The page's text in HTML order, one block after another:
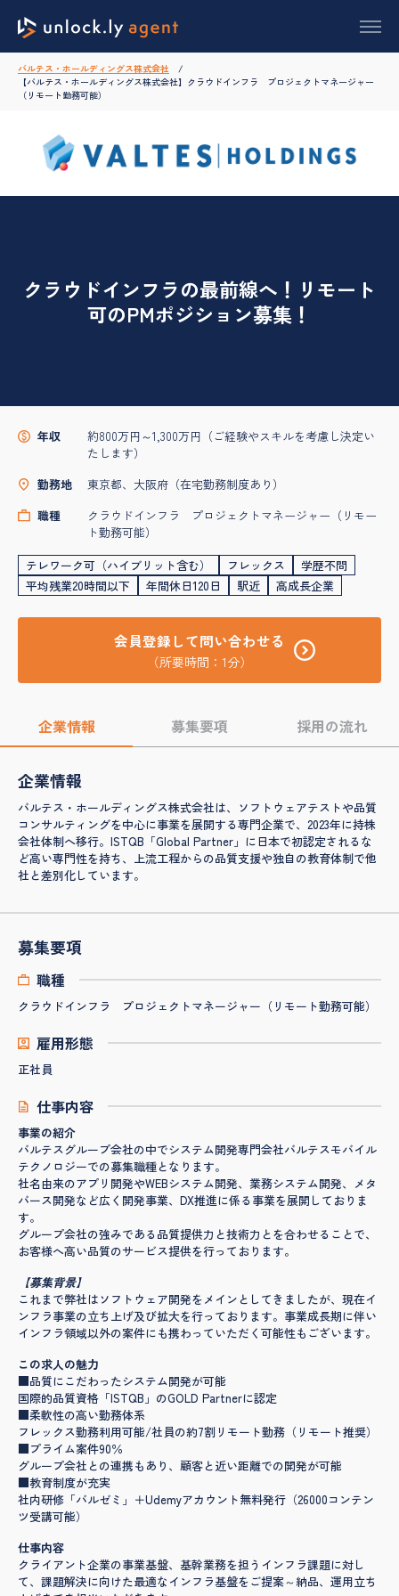
バルテス・ホールディングス株式会社
【バルテス・ホールディングス株式会社】クラウドインフラ プロジェクトマネージャー
（リモート勤務可能）
クラウドインフラの最前線へ！リモート
可のPMポジション募集！
年収
約800万円～1,300万円（ご経験やスキルを考慮し決定い
たします）
勤務地
東京都、大阪府（在宅勤務制度あり）
職種
クラウドインフラ プロジェクトマネージャー（リモー
ト勤務可能）
テレワーク可（ハイブリット含む）
フレックス
学歴不問
平均残業20時間以下
年間休日120日 駅近 高成長企業
会員登録して問い合わせる
（所要時間：1分）
企業情報 募集要項 採用の流れ
企業情報
バルテス・ホールディングス株式会社は、ソフトウェアテストや品質
コンサルティングを中心に事業を展開する専門企業で、2023年に持株
会社体制へ移行。ISTQB「Global Partner」に日本で初認定されるな
ど高い専門性を持ち、上流工程からの品質支援や独自の教育体制で他
社と差別化しています。
募集要項
職種
クラウドインフラ プロジェクトマネージャー（リモート勤務可能）
雇用形態
正社員
仕事内容
事業の紹介
バルテスグループ会社の中でシステム開発専門会社バルテスモバイル
テクノロジーでの募集職種となります。
社名由来のアプリ開発やWEBシステム開発、業務システム開発、メタ
バース開発など広く開発事業、DX推進に係る事業を展開しておりま
す。
グループ会社の強みである品質提供力と技術力とを合わせることで、
お客様へ高い品質のサービス提供を行っております。
【募集背景】
これまで弊社はソフトウェア開発をメインとしてきましたが、現在イ
ンフラ事業の立ち上げ及び拡大を行っております。事業成長期に伴い
インフラ領域以外の案件にも携わっていただく可能性もございます。
この求人の魅力
■品質にこだわったシステム開発が可能
国際的品質資格「ISTQB」のGOLD Partnerに認定
■柔軟性の高い勤務体系
フレックス勤務利用可能/社員の約7割リモート勤務（リモート推奨）
■プライム案件90％
グループ会社との連携もあり、顧客と近い距離での開発が可能
■教育制度が充実
社内研修「バルゼミ」＋Udemyアカウント無料発行（26000コンテン
ツ受講可能）
仕事内容
クライアント企業の事業基盤、基幹業務を担うインフラ課題に対し
て、課題解決に向けた最適なインフラ基盤をご提案～納品、運用立ち